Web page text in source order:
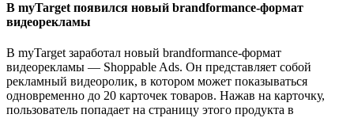
В myTarget появился новый brandformance-формат
видеорекламы
В myTarget заработал новый brandformance-формат
видеорекламы — Shoppable Ads. Он представляет собой
рекламный видеоролик, в котором может показываться
одновременно до 20 карточек товаров. Нажав на карточку,
пользователь попадает на страницу этого продукта в